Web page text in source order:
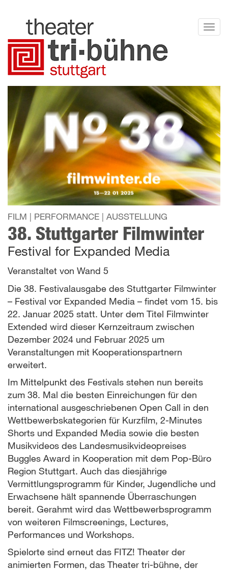
Inhalt
FILM | PERFORMANCE | AUSSTELLUNG
38. Stuttgarter Filmwinter
Festival for Expanded Media
Veranstaltet von Wand 5
Die 38. Festivalausgabe des Stuttgarter Filmwinter
– Festival vor Expanded Media – findet vom 15. bis
22. Januar 2025 statt. Unter dem Titel Filmwinter
Extended wird dieser Kernzeitraum zwischen
Dezember 2024 und Februar 2025 um
Veranstaltungen mit Kooperationspartnern
erweitert.
Im Mittelpunkt des Festivals stehen nun bereits
zum 38. Mal die besten Einreichungen für den
international ausgeschriebenen Open Call in den
Wettbewerbskategorien für Kurzfilm, 2-Minutes
Shorts und Expanded Media sowie die besten
Musikvideos des Landesmusikvideopreises
Buggles Award in Kooperation mit dem Pop-Büro
Region Stuttgart. Auch das diesjährige
Vermittlungsprogramm für Kinder, Jugendliche und
Erwachsene hält spannende Überraschungen
bereit. Gerahmt wird das Wettbewerbsprogramm
von weiteren Filmscreenings, Lectures,
Performances und Workshops.
Spielorte sind erneut das FITZ! Theater der
animierten Formen, das Theater tri-bühne, der